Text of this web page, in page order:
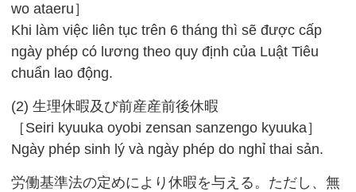
wo ataeru］
Khi làm việc liên tục trên 6 tháng thì sẽ được cấp
ngày phép có lương theo quy định của Luật Tiêu
chuẩn lao động.
(2) 生理休暇及び前産産前後休暇
［Seiri kyuuka oyobi zensan sanzengo kyuuka］
Ngày phép sinh lý và ngày phép do nghỉ thai sản.
労働基準法の定めにより休暇を与える。ただし、無